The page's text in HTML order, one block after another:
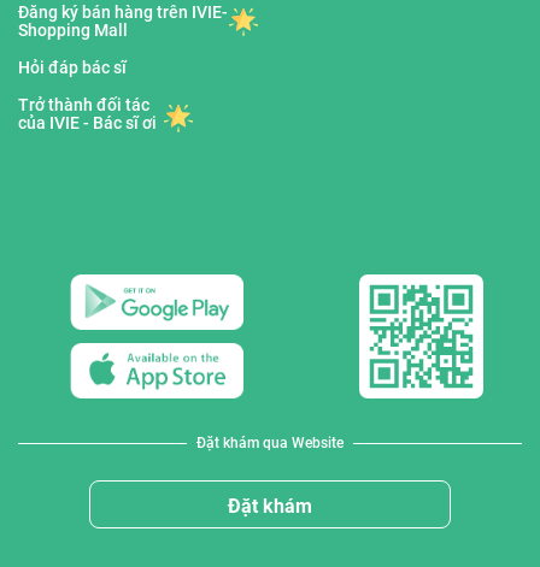
Đăng ký bán hàng trên IVIE-
Shopping Mall
Hỏi đáp bác sĩ
Trở thành đối tác
của IVIE - Bác sĩ ơi
Đặt khám qua Website
Đặt khám